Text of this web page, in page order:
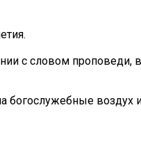
с словом проповеди,
богослужебные воздух